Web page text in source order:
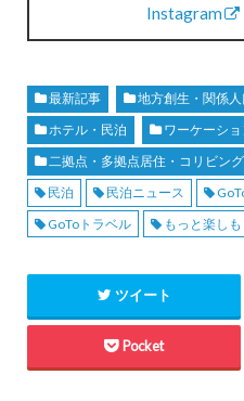
Instagram
最新記事 地方創生・関係人
ホテル・民泊
ワーケーショ
二拠点・多拠点居住・コリビング
民泊
民泊ニュース
GoToトラベル
もっと楽し
ツイート
Pocket